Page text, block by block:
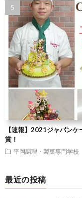
【速報】2021ジャパン
賞！
平岡調理・製菓専門学校
最近の投稿